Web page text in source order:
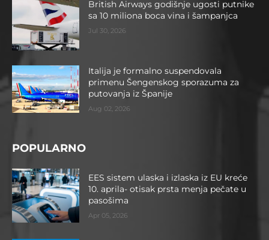
British Airways godišnje ugosti putnike
sa 10 miliona boca vina i šampanjca
Jul 30, 2026
Italija je formalno suspendovala
primenu Šengenskog sporazuma za
putovanja iz Španije
Aug 02, 2026
POPULARNO
EES sistem ulaska i izlaska iz EU kreće
10. aprila- otisak prsta menja pečate u
pasošima
Apr 05, 2026